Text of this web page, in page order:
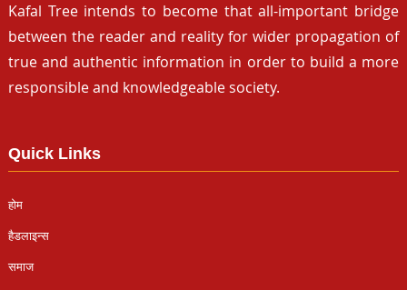
Kafal Tree intends to become that all-important bridge
between the reader and reality for wider propagation of
true and authentic information in order to build a more
responsible and knowledgeable society.
Quick Links
होम
हैडलाइन्स
समाज